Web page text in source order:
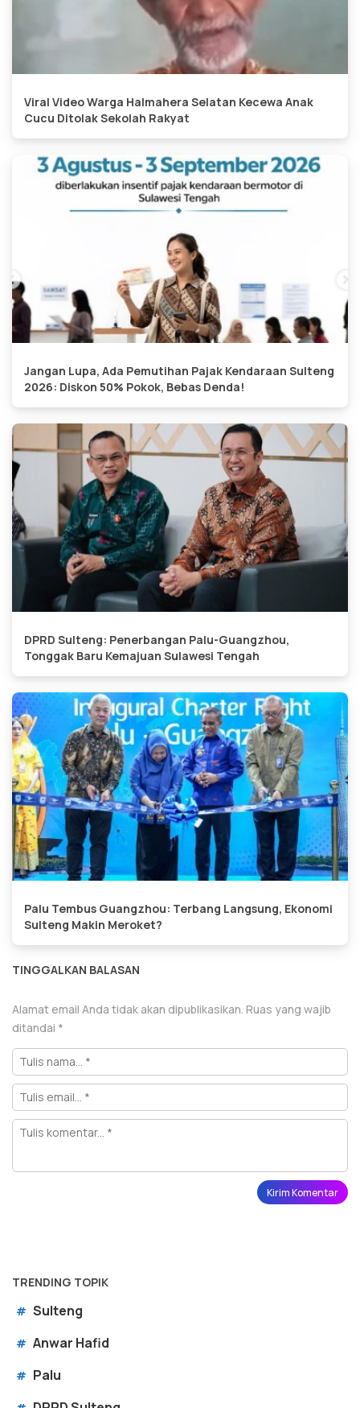
Viral Video Warga Halmahera Selatan Kecewa Anak
Cucu Ditolak Sekolah Rakyat
Jangan Lupa, Ada Pemutihan Pajak Kendaraan Sulteng
2026: Diskon 50% Pokok, Bebas Denda!
DPRD Sulteng: Penerbangan Palu-Guangzhou,
Tonggak Baru Kemajuan Sulawesi Tengah
Palu Tembus Guangzhou: Terbang Langsung, Ekonomi
Sulteng Makin Meroket?
TINGGALKAN BALASAN
Alamat email Anda tidak akan dipublikasikan. Ruas yang wajib
ditandai *
TRENDING TOPIK
# Sulteng
# Anwar Hafid
# Palu